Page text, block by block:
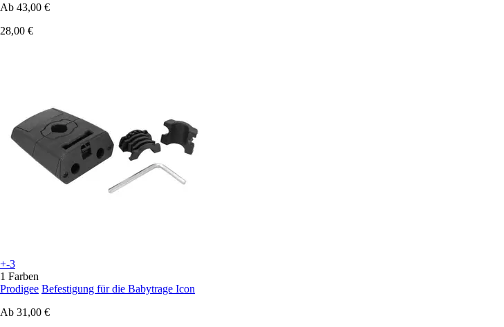
Ab 43,00 €
28,00 €
+-3
1 Farben
Prodigee Befestigung für die Babytrage Icon
Ab 31,00 €